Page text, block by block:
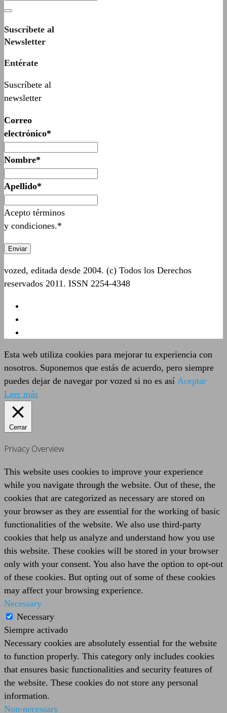
Suscríbete al
Newsletter
Entérate
Suscríbete al
newsletter
Correo
electrónico*
Nombre*
Apellido*
Acepto términos
y condiciones.*
vozed, editada desde 2004. (c) Todos los Derechos
reservados 2011. ISSN 2254-4348
Esta web utiliza cookies para mejorar tu experiencia con
nosotros. Suponemos que estás de acuerdo, pero siempre
puedes dejar de navegar por vozed si no es así Aceptar
Leer más
Cerrar
Privacy Overview
This website uses cookies to improve your experience
while you navigate through the website. Out of these, the
cookies that are categorized as necessary are stored on
your browser as they are essential for the working of basic
functionalities of the website. We also use third-party
cookies that help us analyze and understand how you use
this website. These cookies will be stored in your browser
only with your consent. You also have the option to opt-out
of these cookies. But opting out of some of these cookies
may affect your browsing experience.
Necessary
Necessary
Siempre activado
Necessary cookies are absolutely essential for the website
to function properly. This category only includes cookies
that ensures basic functionalities and security features of
the website. These cookies do not store any personal
information.
Non-necessary